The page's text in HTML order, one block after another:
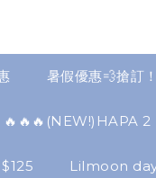
暑假優惠💨搶
Lilmoon